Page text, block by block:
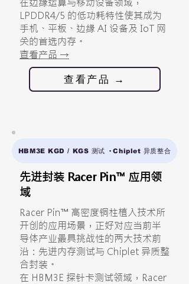
在边缘运算与移动设备领域，
LPDDR4/5 的低功耗特性使其成为
手机、平板、边缘 AI 设备及 IoT 网
关的首选内存。
查看产品 →
查看产品 →
HBM3E KGD / KGS 测试 · Chiplet 异质整合
先进封装 Racer Pin™ 应用领
域
Racer Pin™ 高密度铜柱植入技术所
开创的应用场景，正好对应当前半
导体产业最具挑战性的两大技术前
沿：先进内存测试与 Chiplet 异质整
合封装。
在 HBM3E 探针卡测试领域，Racer